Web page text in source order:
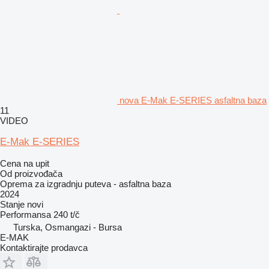
nova E-Mak E-SERIES asfaltna baza
11
VIDEO
E-Mak E-SERIES
Cena na upit
Od proizvođača
Oprema za izgradnju puteva - asfaltna baza
2024
Stanje novi
Performansa 240 t/č
Turska, Osmangazi - Bursa
E-MAK
Kontaktirajte prodavca